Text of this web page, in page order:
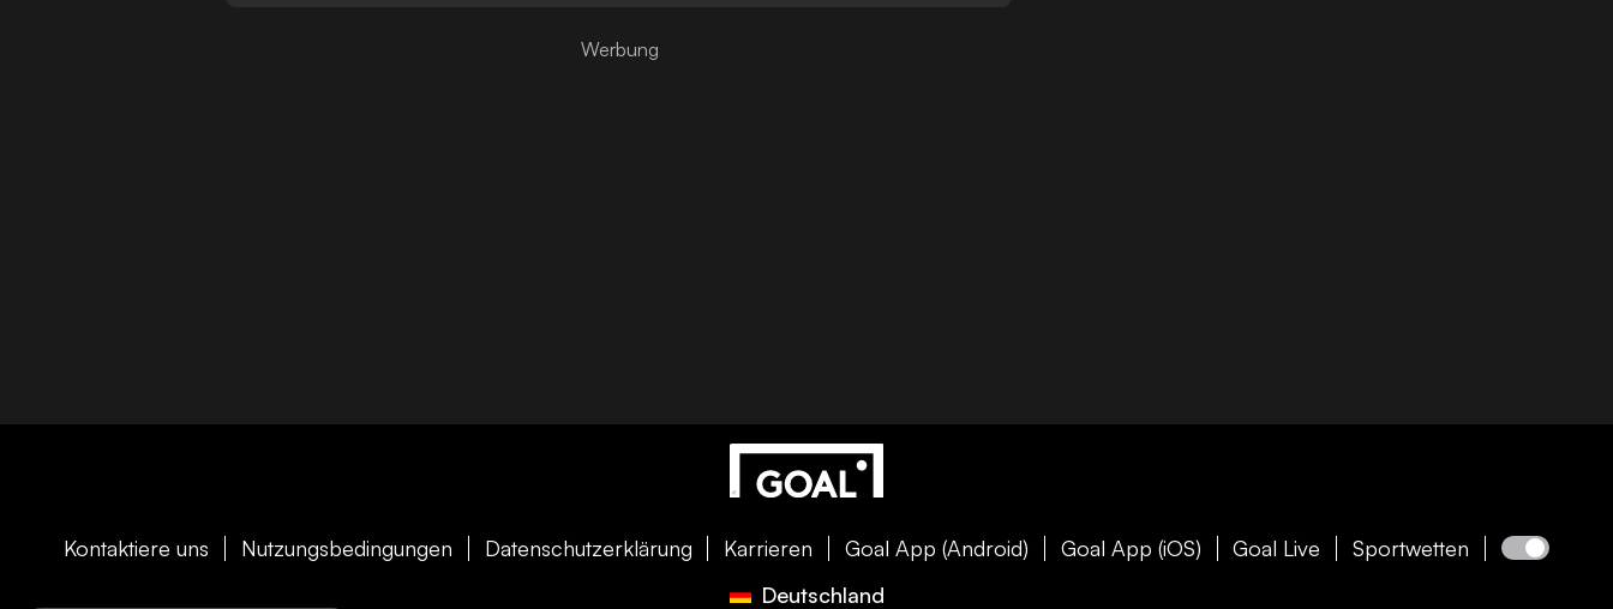
Kontaktiere uns Nutzungsbedingungen Datenschutzerklärung Karrieren Goal App (Android) Goal App (iOS) Goal Live
Sportwetten
Deutschland